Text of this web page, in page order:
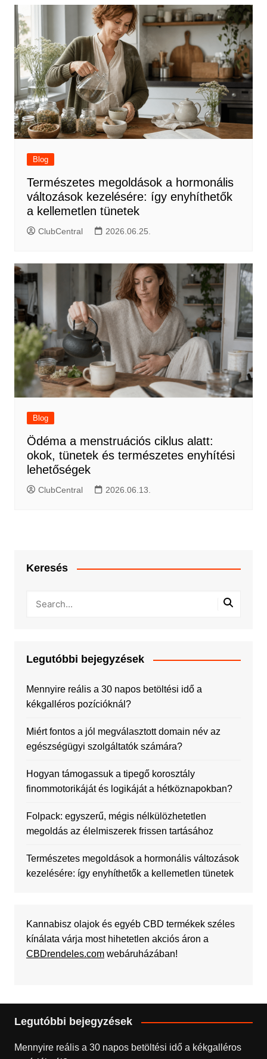
Blog
Természetes megoldások a hormonális
változások kezelésére: így enyhíthetők
a kellemetlen tünetek
ClubCentral 2026.06.25.
Blog
Ödéma a menstruációs ciklus alatt:
okok, tünetek és természetes enyhítési
lehetőségek
ClubCentral 2026.06.13.
Keresés
Legutóbbi bejegyzések
Mennyire reális a 30 napos betöltési idő a
kékgalléros pozícióknál?
Miért fontos a jól megválasztott domain név az
egészségügyi szolgáltatók számára?
Hogyan támogassuk a tipegő korosztály
finommotorikáját és logikáját a hétköznapokban?
Folpack: egyszerű, mégis nélkülözhetetlen
megoldás az élelmiszerek frissen tartásához
Természetes megoldások a hormonális változások
kezelésére: így enyhíthetők a kellemetlen tünetek
Kannabisz olajok és egyéb CBD termékek széles
kínálata várja most hihetetlen akciós áron a
CBDrendeles.comwebáruházában!
Legutóbbi bejegyzések
Mennyire reális a 30 napos betöltési idő a kékgalléros